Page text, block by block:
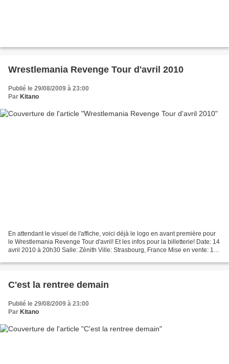
Wrestlemania Revenge Tour d'avril 2010
Publié le 29/08/2009 à 23:00
Par Kitano
En attendant le visuel de l'affiche, voici déjà le logo en avant première pour
le Wrestlemania Revenge Tour d'avril! Et les infos pour la billetterie! Date: 14
avril 2010 à 20h30 Salle: Zénith Ville: Strasbourg, France Mise en vente: 16
C'est la rentree demain
Publié le 29/08/2009 à 23:00
Par Kitano